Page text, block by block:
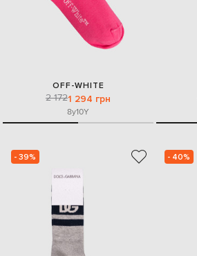
OFF-WHITE
2 1721 294 грн
8y10Y
- 39% - 40%